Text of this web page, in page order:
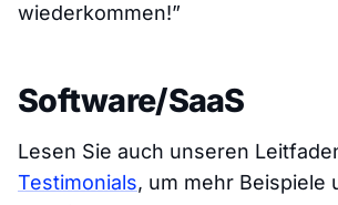
wiederkommen!”
Software/SaaS
Lesen Sie auch unseren
Testimonials, um mehr Beispiele